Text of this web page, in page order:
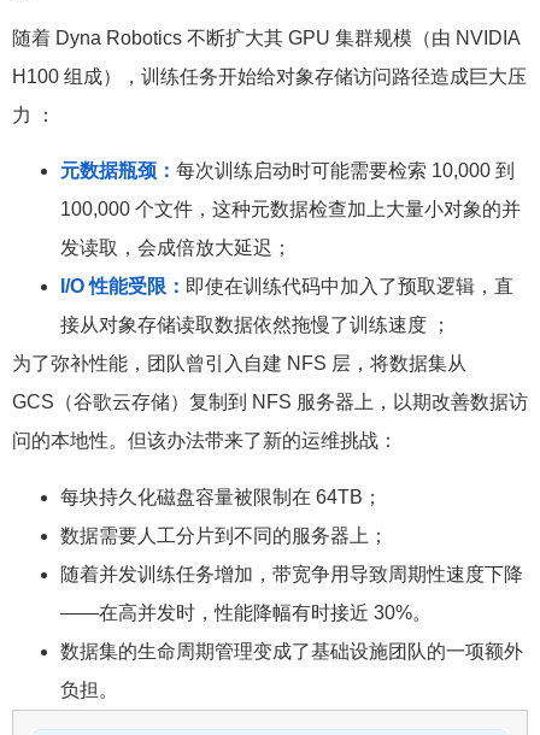
随着 Dyna Robotics 不断扩大其 GPU 集群规模（由 NVIDIA
H100 组成），训练任务开始给对象存储访问路径造成巨大压
力 ：
元数据瓶颈： 每次训练启动时可能需要检索 10,000 到
100,000 个文件，这种元数据检查加上大量小对象的并
发读取，会成倍放大延迟；
I/O 性能受限： 即使在训练代码中加入了预取逻辑，直
接从对象存储读取数据依然拖慢了训练速度 ；
为了弥补性能，团队曾引入自建 NFS 层，将数据集从
GCS（谷歌云存储）复制到 NFS 服务器上，以期改善数据访
问的本地性。但该办法带来了新的运维挑战：
每块持久化磁盘容量被限制在 64TB；
数据需要人工分片到不同的服务器上；
随着并发训练任务增加，带宽争用导致周期性速度下降
——在高并发时，性能降幅有时接近 30%。
数据集的生命周期管理变成了基础设施团队的一项额外
负担。